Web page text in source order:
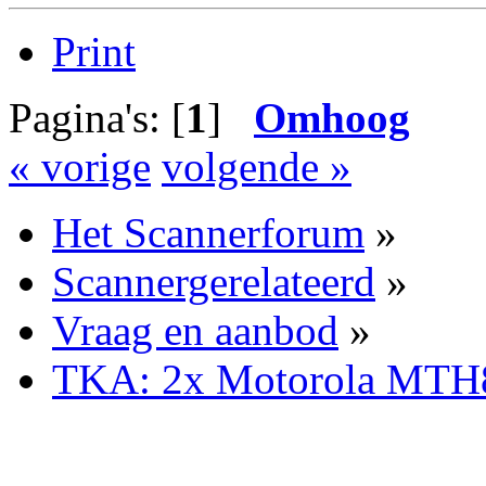
Print
Pagina's: [1] Omhoog
« vorige volgende »
Het Scannerforum »
Scannergerelateerd »
Vraag en aanbod »
TKA: 2x Motorola